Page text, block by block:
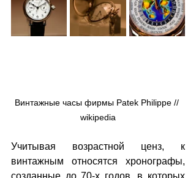
Винтажные часы фирмы Patek Philippe //
wikipedia
Учитывая возрастной ценз, к
винтажным относятся хронографы,